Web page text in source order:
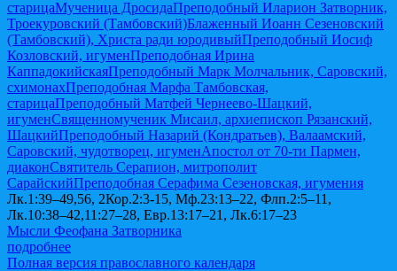
старицаМученица ДросидаПреподобный Иларион Затворник,
Троекуровский (Тамбовский)Блаженный Иоанн Сезеновский
(Тамбовский), Христа ради юродивыйПреподобный Иосиф
Козловский, игуменПреподобная Ирина
КаппадокийскаяПреподобный Марк Молчальник, Саровский,
схимонахПреподобная Марфа Тамбовская,
старицаПреподобный Матфей Чернеево-Шацкий,
игуменСвященномученик Мисаил, архиепископ Рязанский,
ШацкийПреподобный Назарий (Кондратьев), Валаамский,
Саровский, чудотворец, игуменАпостол от 70-ти Пармен,
диаконСвятитель Серапион, митрополит
СарайскийПреподобная Серафима Сезеновская, игумения
Лк.1:39–49,56, 2Кор.2:3-15, Мф.23:13–22, Флп.2:5–11,
Лк.10:38–42,11:27–28, Евр.13:17–21, Лк.6:17–23
Мысли Феофана Затворника
подробнее
Полная версия православного календаря